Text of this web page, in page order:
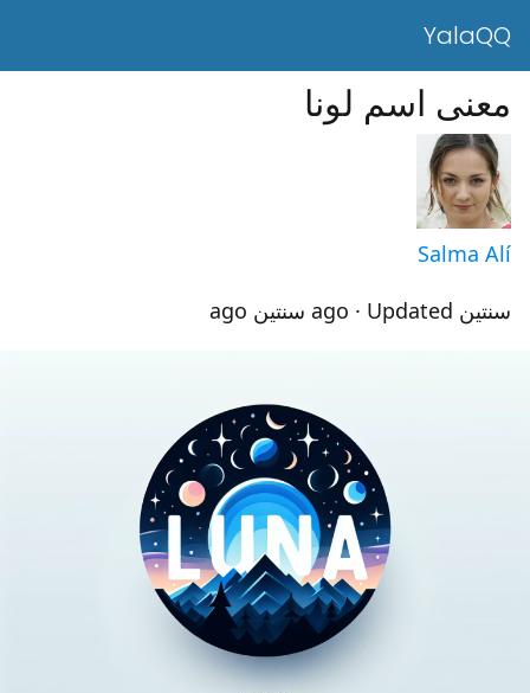
YalaQQ
معنى اسم لونا
Salma Alí
سنتين ago · Updated سنتين ago